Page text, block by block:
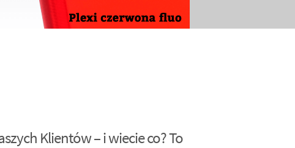
Klientów – i wiecie co? To